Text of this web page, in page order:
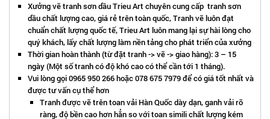
Xưởng vẽ tranh sơn dầu Trieu Art chuyên cung cấp tranh sơn
dầu chất lượng cao, giá rẻ trên toàn quốc, Tranh vẽ luôn đạt
chuẩn chất lượng quốc tế, Trieu Art luôn mang lại sự hài lòng cho
quý khách, lấy chất lượng làm nền tảng cho phát triển của xưởng
Thời gian hoàn thành (từ đặt tranh -> vẽ -> giao hàng): 3 – 15
ngày (Một số tranh có độ khó cao có thể cần tới 1 tháng).
Vui lòng gọi 0965 950 266 hoặc 078 675 7979 để có giá tốt nhất và
được tư vấn cụ thể hơn
Tranh được vẽ trên toan vải Hàn Quốc dày dạn, ganh vải rõ
ràng, độ bền cao hơn hẳn so với toan simili chất lượng kém